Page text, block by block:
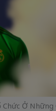
Ở Những